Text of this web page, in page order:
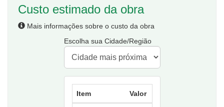
Custo estimado da obra
Mais informações sobre o custo da obra
Escolha sua Cidade/Região
Item Valor